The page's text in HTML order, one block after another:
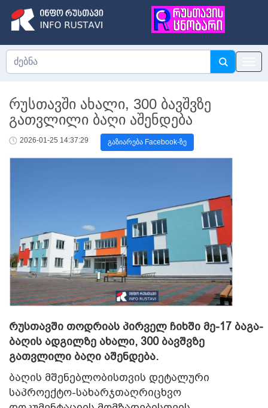
რუსთავში ახალი, 300 ბავშვზე
გათვლილი ბაღი აშენდება
2026-01-25 14:37:29 გაზიარება Facebook-ზე
რუსთავში თოდრიას პირველ ჩიხში მე-17 ბაგა-
ბაღის ადგილზე ახალი, 300 ბავშვზე
გათვლილი ბაღი აშენდება.
ბაღის მშენებლობისთვის დეტალური
საპროექტო-სახარჯთაღრიცხვო